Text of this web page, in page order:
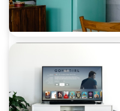
ديب فريزر تي سي إل